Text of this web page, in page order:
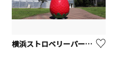
横浜ストロベリーパーク【横浜市鶴見区】